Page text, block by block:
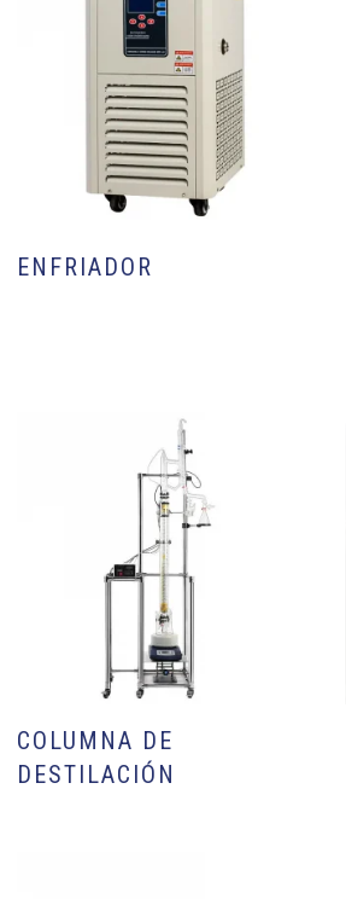
ENFRIADOR
COLUMNA DE
DESTILACIÓN